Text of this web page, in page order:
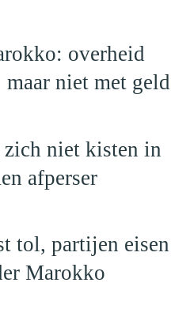
overheid
niet met geld
zich niet kisten in
afperser
tol, partijen eisen
Marokko